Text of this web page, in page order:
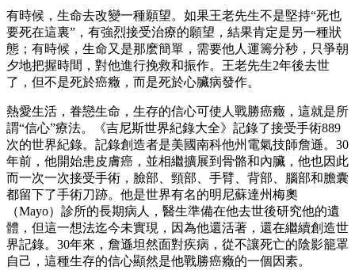
有時候，生命去改變一種願望。如果王老先生不是堅持“死也
要死在這裏”，有強烈接受治療的願望，結果肯定是另一種狀
態；有時候，生命又是那麽簡單，需要他人運籌分秒，只爭朝
夕地把握時間，對他進行挽救和振作。王老先生2年後去世
了，但不是死於癌癥，而是死於心臟病發作。
熱愛生活，眷戀生命，生存的信心可使人戰勝癌癥，這就是所
謂“信心”療法。《吉尼斯世界紀錄大全》記錄了接受手術889
次的世界紀錄。記錄創造者是美國南科他州電氣技師詹遜。30
年前，他開始患皮膚癌，並相繼擴展到骨骼和內臟，他也因此
而一次一次接受手術，臉部、頸部、手臂、背部、腦部和膽囊
都留下了手術刀跡。他是世界有名的明尼蘇達州梅奧
（Mayo）診所的長期病人，醫生準備在他去世後研究他的遺
體，但這一想法迄今未實現，因為他還活著，還在繼續創造世
界記錄。30年來，詹遜坦然面對疾病，從不讓死亡的陰影籠罩
自己，這種生存的信心顯然是他戰勝癌癥的一個因素。